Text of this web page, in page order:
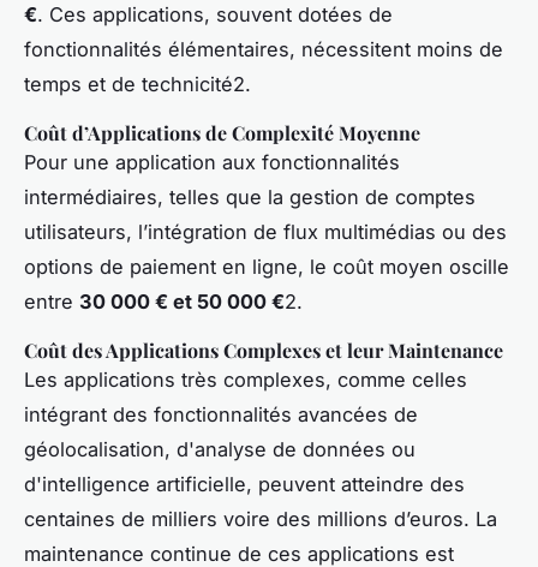
€. Ces applications, souvent dotées de
fonctionnalités élémentaires, nécessitent moins de
temps et de technicité2.
Coût d’Applications de Complexité Moyenne
Pour une application aux fonctionnalités
intermédiaires, telles que la gestion de comptes
utilisateurs, l’intégration de flux multimédias ou des
options de paiement en ligne, le coût moyen oscille
entre 30 000 € et 50 000 €2.
Coût des Applications Complexes et leur Maintenance
Les applications très complexes, comme celles
intégrant des fonctionnalités avancées de
géolocalisation, d'analyse de données ou
d'intelligence artificielle, peuvent atteindre des
centaines de milliers voire des millions d’euros. La
maintenance continue de ces applications est